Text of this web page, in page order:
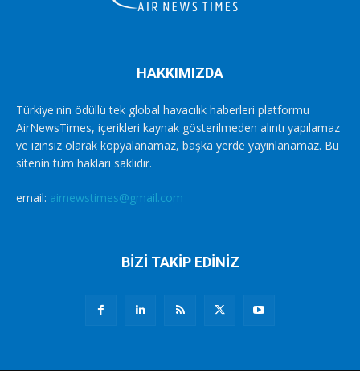
HAKKIMIZDA
Türkiye'nin ödüllü tek global havacılık haberleri platformu
AirNewsTimes, içerikleri kaynak gösterilmeden alıntı yapılamaz
ve izinsiz olarak kopyalanamaz, başka yerde yayınlanamaz. Bu
sitenin tüm hakları saklıdır.
email: airnewstimes@gmail.com
BİZİ TAKİP EDİNİZ